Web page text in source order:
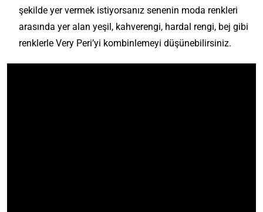
şekilde yer vermek istiyorsanız senenin moda renkleri
arasında yer alan yeşil, kahverengi, hardal rengi, bej gibi
renklerle Very Peri’yi kombinlemeyi düşünebilirsiniz.